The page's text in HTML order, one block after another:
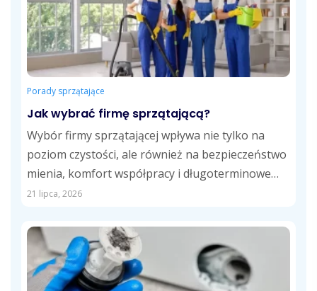
Porady sprzątające
Jak wybrać firmę sprzątającą?
Wybór firmy sprzątającej wpływa nie tylko na
poziom czystości, ale również na bezpieczeństwo
mienia, komfort współpracy i długoterminowe
koszty usług....
21 lipca, 2026